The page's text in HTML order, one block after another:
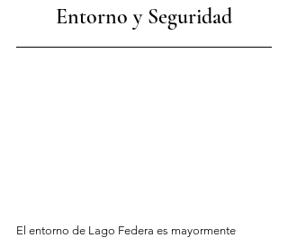
Entorno y Seguridad
El entorno de Lago Federa es mayormente